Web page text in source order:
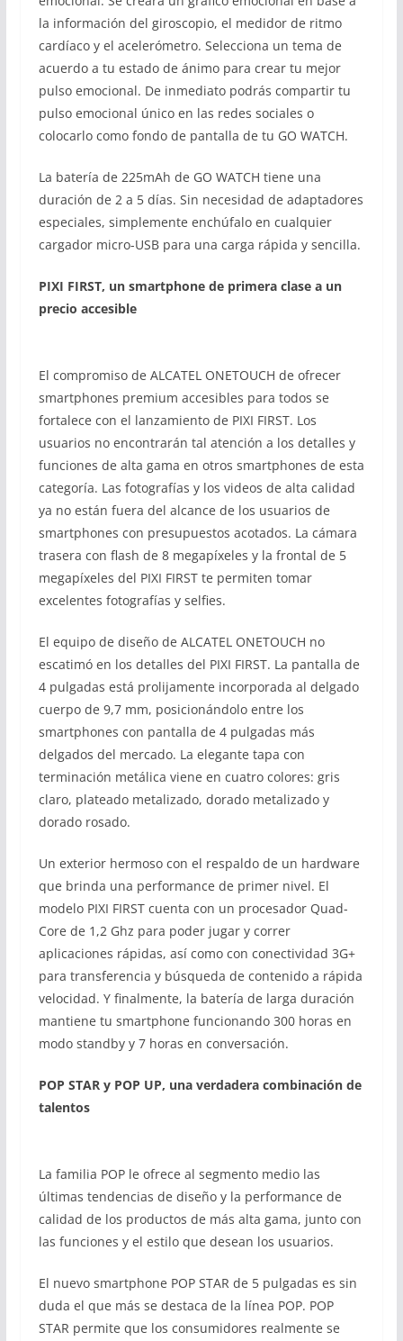
la información del giroscopio, el medidor de ritmo
cardíaco y el acelerómetro. Selecciona un tema de
acuerdo a tu estado de ánimo para crear tu mejor
pulso emocional. De inmediato podrás compartir tu
pulso emocional único en las redes sociales o
colocarlo como fondo de pantalla de tu GO WATCH.
La batería de 225mAh de GO WATCH tiene una
duración de 2 a 5 días. Sin necesidad de adaptadores
especiales, simplemente enchúfalo en cualquier
cargador micro-USB para una carga rápida y sencilla.
PIXI FIRST, un smartphone de primera clase a un
precio accesible
El compromiso de ALCATEL ONETOUCH de ofrecer
smartphones premium accesibles para todos se
fortalece con el lanzamiento de PIXI FIRST. Los
usuarios no encontrarán tal atención a los detalles y
funciones de alta gama en otros smartphones de esta
categoría. Las fotografías y los videos de alta calidad
ya no están fuera del alcance de los usuarios de
smartphones con presupuestos acotados. La cámara
trasera con flash de 8 megapíxeles y la frontal de 5
megapíxeles del PIXI FIRST te permiten tomar
excelentes fotografías y selfies.
El equipo de diseño de ALCATEL ONETOUCH no
escatimó en los detalles del PIXI FIRST. La pantalla de
4 pulgadas está prolijamente incorporada al delgado
cuerpo de 9,7 mm, posicionándolo entre los
smartphones con pantalla de 4 pulgadas más
delgados del mercado. La elegante tapa con
terminación metálica viene en cuatro colores: gris
claro, plateado metalizado, dorado metalizado y
dorado rosado.
Un exterior hermoso con el respaldo de un hardware
que brinda una performance de primer nivel. El
modelo PIXI FIRST cuenta con un procesador Quad-
Core de 1,2 Ghz para poder jugar y correr
aplicaciones rápidas, así como con conectividad 3G+
para transferencia y búsqueda de contenido a rápida
velocidad. Y finalmente, la batería de larga duración
mantiene tu smartphone funcionando 300 horas en
modo standby y 7 horas en conversación.
POP STAR y POP UP, una verdadera combinación de
talentos
La familia POP le ofrece al segmento medio las
últimas tendencias de diseño y la performance de
calidad de los productos de más alta gama, junto con
las funciones y el estilo que desean los usuarios.
El nuevo smartphone POP STAR de 5 pulgadas es sin
duda el que más se destaca de la línea POP. POP
STAR permite que los consumidores realmente se